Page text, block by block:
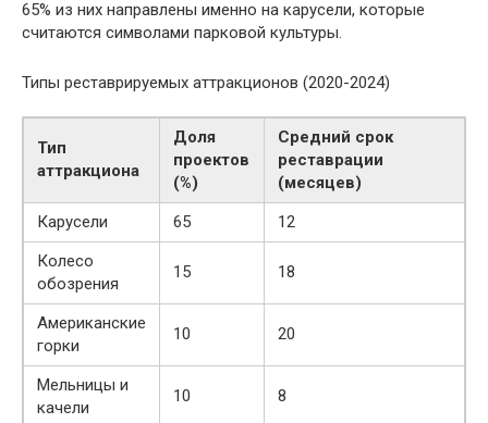
65% из них направлены именно на карусели, которые
считаются символами парковой культуры.
Типы реставрируемых аттракционов (2020-2024)
Тип
аттракциона
Доля
проектов
(%)
Средний срок
реставрации
(месяцев)
Карусели
65
12
Колесо
обозрения
15 18
Американские
горки
10 20
Мельницы и
качели
10 8